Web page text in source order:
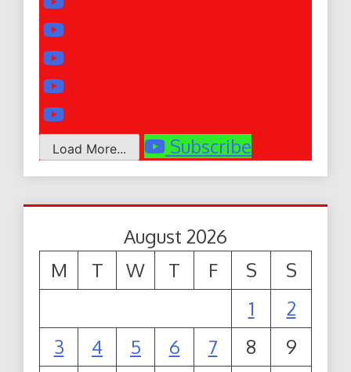
Load More... Subscribe
August 2026
M
T W T F S
S
1
2
3
4 5 6 7 8
9